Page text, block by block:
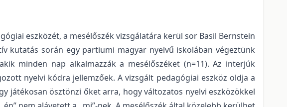
eszközét, a mesélőszék vizsgálatára kerül sor Basil Bernstein
kutatás során egy partiumi magyar nyelvű iskolában végeztünk
minden nap alkalmazzák a mesélőszéket (n=11). Az interjúk
nyelvi kódra jellemzőek. A vizsgált pedagógiai eszköz oldja a
játékosan ösztönzi őket arra, hogy változatos nyelvi eszközökkel